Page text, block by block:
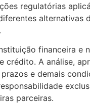
regulatórias
alternativas
financeira e
crédito. A análise,
e demais
parceiras.